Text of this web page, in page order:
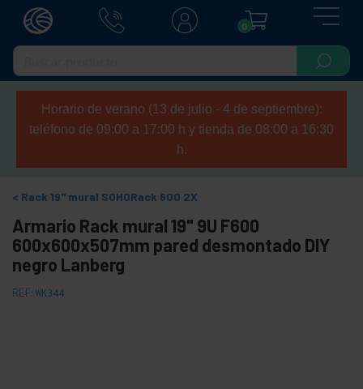
0
Horario de verano (13 de julio - 4 de septiembre):
teléfono de 09:00 a 17:00 h y tienda de 08:00 a 16:30
h.
Rack 19" mural SOHORack 600 2X
Armario Rack mural 19" 9U F600
600x600x507mm pared desmontado DIY
negro Lanberg
REF: WK344